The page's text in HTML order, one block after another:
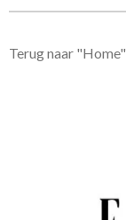
Terug naar "Home"